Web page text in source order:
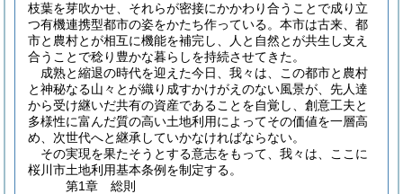
枝葉を芽吹かせ、それらが密接にかかわり合うことで成り立
つ有機連携型都市の姿をかたち作っている。本市は古来、都
市と農村とが相互に機能を補完し、人と自然とが共生し支え
合うことで稔り豊かな暮らしを持続させてきた。
成熟と縮退の時代を迎えた今日、我々は、この都市と農村
と神秘なる山々とが織り成すかけがえのない風景が、先人達
から受け継いだ共有の資産であることを自覚し、創意工夫と
多様性に富んだ質の高い土地利用によってその価値を一層高
め、次世代へと継承していかなければならない。
その実現を果たそうとする意志をもって、我々は、ここに
桜川市土地利用基本条例を制定する。
第1章
総則